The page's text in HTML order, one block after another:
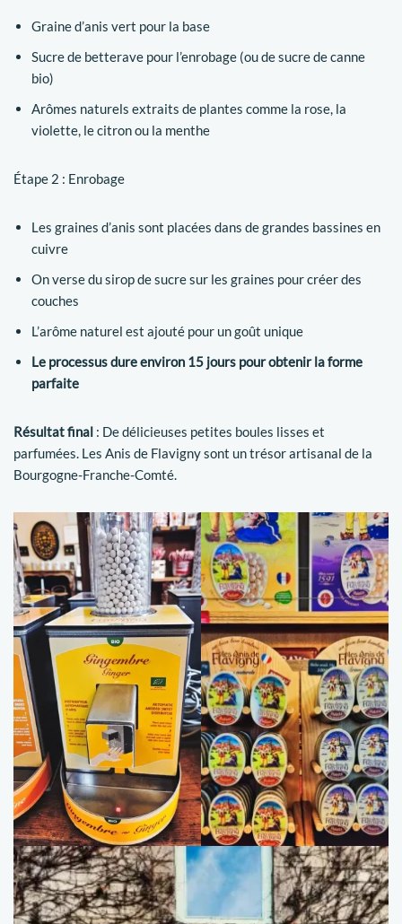
Graine d’anis vert pour la base
Sucre de betterave pour l’enrobage (ou de sucre de canne
bio)
Arômes naturels extraits de plantes comme la rose, la
violette, le citron ou la menthe
Étape 2 : Enrobage
Les graines d’anis sont placées dans de grandes bassines en
cuivre
On verse du sirop de sucre sur les graines pour créer des
couches
L’arôme naturel est ajouté pour un goût unique
Le processus dure environ 15 jours pour obtenir la forme
parfaite
Résultat final : De délicieuses petites boules lisses et
parfumées. Les Anis de Flavigny sont un trésor artisanal de la
Bourgogne-Franche-Comté.